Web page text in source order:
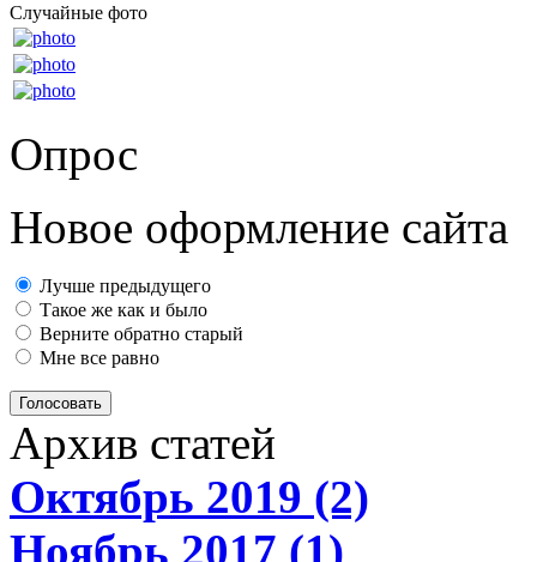
Случайные фото
Опрос
Новое оформление сайта
Лучше предыдущего
Такое же как и было
Верните обратно старый
Мне все равно
Голосовать
Архив статей
Октябрь 2019 (2)
Ноябрь 2017 (1)